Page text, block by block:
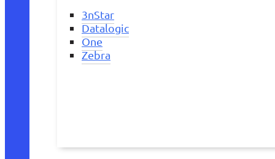
3nStar
Datalogic
One
Zebra